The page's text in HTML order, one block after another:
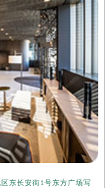
东长安街1号东方广场写